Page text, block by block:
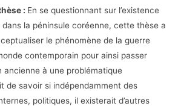
: En se questionnant sur l’existence
la péninsule coréenne, cette thèse a
le phénomène de la guerre
contemporain pour ainsi passer
ancienne à une problématique
de savoir si indépendamment des
politiques, il existerait d’autres